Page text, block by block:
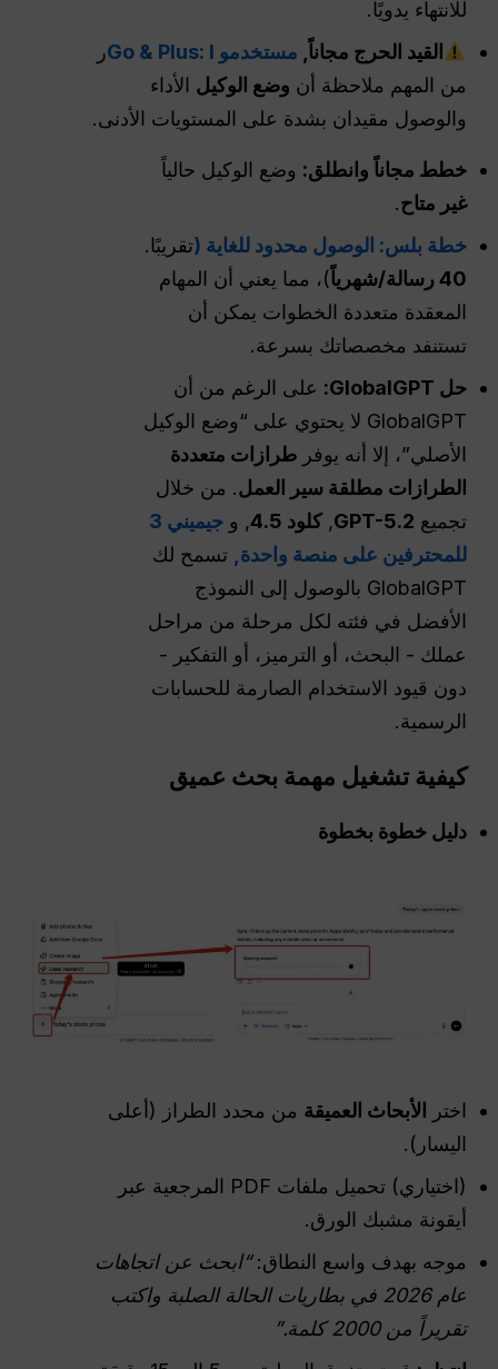
للانتهاء يدويًا.
القيد الحرج مجاناً,
مستخدمو Go & Plus: I
ر
من المهم ملاحظة أن وضع الوكيل الأداء
والوصول مقيدان بشدة على المستويات الأدنى.
خطط مجاناً وانطلق: وضع الوكيل حالياً
غير متاح.
خطة بلس: الوصول محدود للغاية (تقريبًا.
40 رسالة/شهرياً
)، مما يعني أن المهام
المعقدة متعددة الخطوات يمكن أن
تستنفد مخصصاتك بسرعة.
حل GlobalGPT:
على الرغم من أن
GlobalGPT لا يحتوي على “وضع الوكيل
الأصلي”، إلا أنه يوفرطرازات متعددة
الطرازات مطلقةسير العمل. من خلال
تجميع GPT-5.2
,كلود 4.5 , و
جيميني 3
للمحترفين على منصة واحدة, تسمح لك
GlobalGPT بالوصول إلى النموذج
الأفضل في فئته لكل مرحلة من مراحل
عملك - البحث، أو الترميز، أو التفكير -
دون قيود الاستخدام الصارمة للحسابات
الرسمية.
كيفية تشغيل مهمة بحث عميق
دليل خطوة بخطوة
اختر الأبحاث العميقة من محدد الطراز (أعلى
اليسار).
(اختياري) تحميل ملفات PDF المرجعية عبر
أيقونة مشبك الورق.
موجه بهدف واسع النطاق:“ابحث عن اتجاهات
عام 2026 في بطاريات الحالة الصلبة واكتب
تقريراً من 2000 كلمة.”